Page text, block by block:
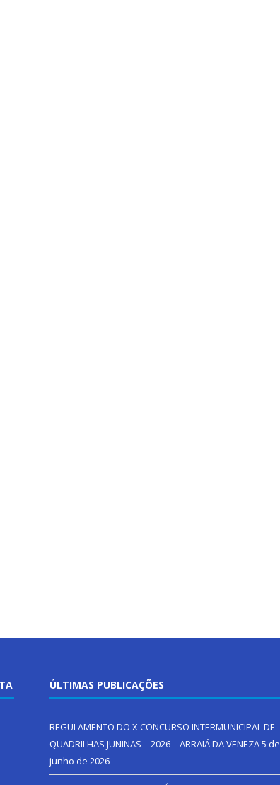
ÚLTIMAS PUBLICAÇÕES
REGULAMENTO DO X CONCURSO INTERMUNICIPAL DE
QUADRILHAS JUNINAS – 2026 – ARRAIÁ DA VENEZA5 de
junho de 2026